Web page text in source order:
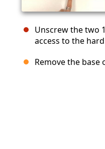
Unscrew the two
access to the
Remove the